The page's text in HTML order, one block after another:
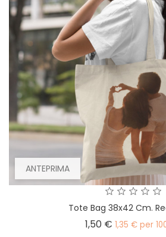
ANTEPRIMA
Tote Bag 38x42 Cm.
1,50 € Prezzo
1,35 € per